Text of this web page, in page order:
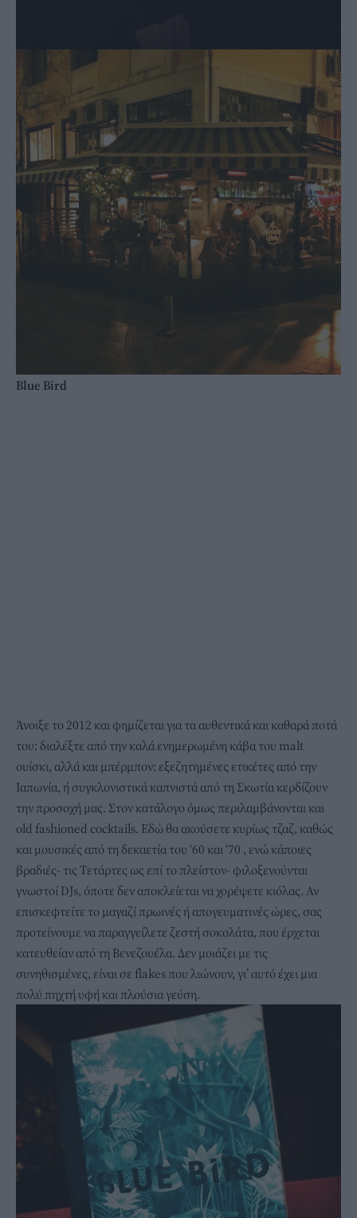
Blue Bird
Άνοιξε το 2012 και φημίζεται για τα αυθεντικά και καθαρά ποτά
του: διαλέξτε από την καλά ενημερωμένη κάβα του malt
ουίσκι, αλλά και μπέρμπον: εξεζητημένες ετικέτες από την
Ιαπωνία, ή συγκλονιστικά καπνιστά από τη Σκωτία κερδίζουν
την προσοχή μας. Στον κατάλογο όμως περιλαμβάνονται και
old fashioned cocktails. Εδώ θα ακούσετε κυρίως τζαζ, καθώς
και μουσικές από τη δεκαετία του ‘60 και ‘70 , ενώ κάποιες
βραδιές- τις Τετάρτες ως επί το πλείστον- φιλοξενούνται
γνωστοί DJs, όποτε δεν αποκλείεται να χορέψετε κιόλας. Αν
επισκεφτείτε το μαγαζί πρωινές ή απογευματινές ώρες, σας
προτείνουμε να παραγγείλετε ζεστή σοκολάτα, που έρχεται
κατευθείαν από τη Βενεζουέλα. Δεν μοιάζει με τις
συνηθισμένες, είναι σε flakes που λιώνουν, γι’ αυτό έχει μια
πολύ πηχτή υφή και πλούσια γεύση.